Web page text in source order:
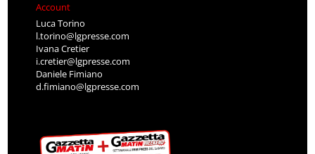
Account
Luca Torino
l.torino@lgpresse.com
Ivana Cretier
i.cretier@lgpresse.com
Daniele Fimiano
d.fimiano@lgpresse.com